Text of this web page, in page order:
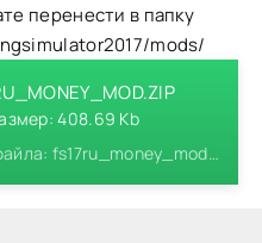
перенести в папку
mods/
408.69 Kb
Название файла: fs17ru_money_mod.zip